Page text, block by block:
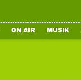
ON AIR MUSIK